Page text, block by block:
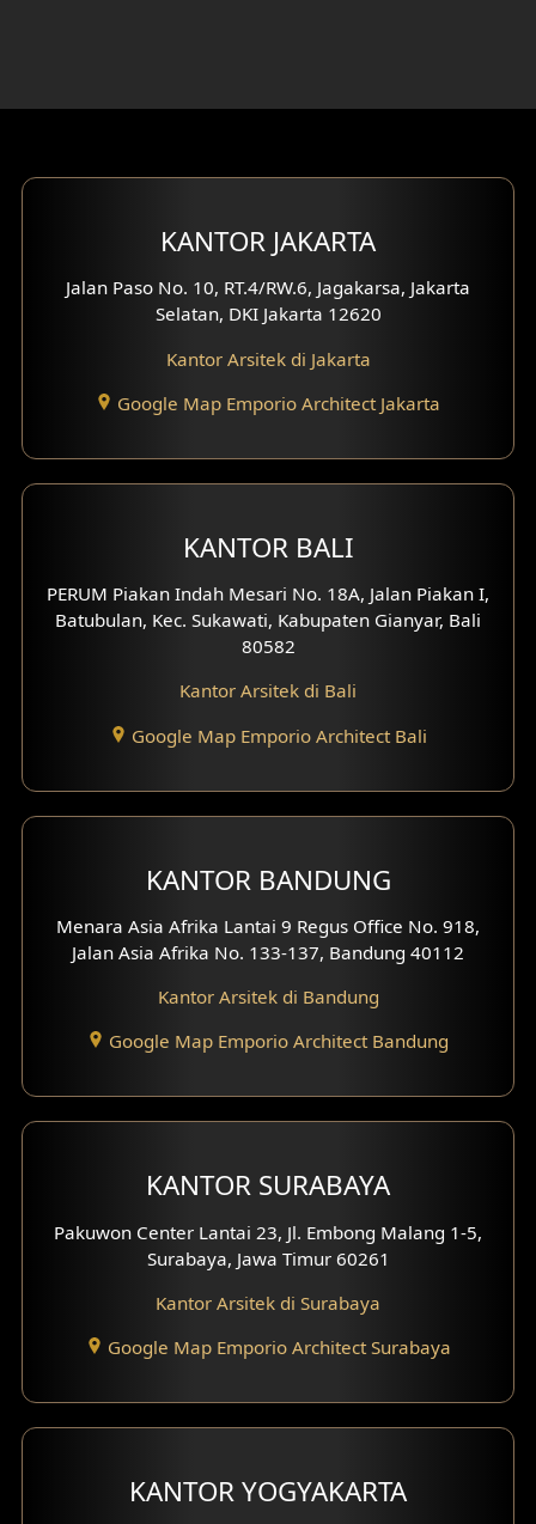
Eksterior Tampak Depan
Eksterior Tampak Samping
Desain Eksterior Villa
Desain Eksterior Perumahan
Desain Klinik
Desain Perumahan
Desain Interior Perumahan
Desain Interior Ruko
Desain Interior Kantor
Eksterior Tampak Hook
Eksterior dengan Pagar
Fasad Paviliun
Fasad Villa
Fasad Klinik
Desain Basement
KANTOR JAKARTA
Jalan Paso No. 10, RT.4/RW.6, Jagakarsa, Jakarta
Selatan, DKI Jakarta 12620
Kantor Arsitek di Jakarta
Google Map Emporio Architect Jakarta
KANTOR BALI
PERUM Piakan Indah Mesari No. 18A, Jalan Piakan I,
Batubulan, Kec. Sukawati, Kabupaten Gianyar, Bali
80582
Kantor Arsitek di Bali
Google Map Emporio Architect Bali
KANTOR BANDUNG
Menara Asia Afrika Lantai 9 Regus Office No. 918,
Jalan Asia Afrika No. 133-137, Bandung 40112
Kantor Arsitek di Bandung
Google Map Emporio Architect Bandung
KANTOR SURABAYA
Pakuwon Center Lantai 23, Jl. Embong Malang 1-5,
Surabaya, Jawa Timur 60261
Kantor Arsitek di Surabaya
Google Map Emporio Architect Surabaya
KANTOR YOGYAKARTA